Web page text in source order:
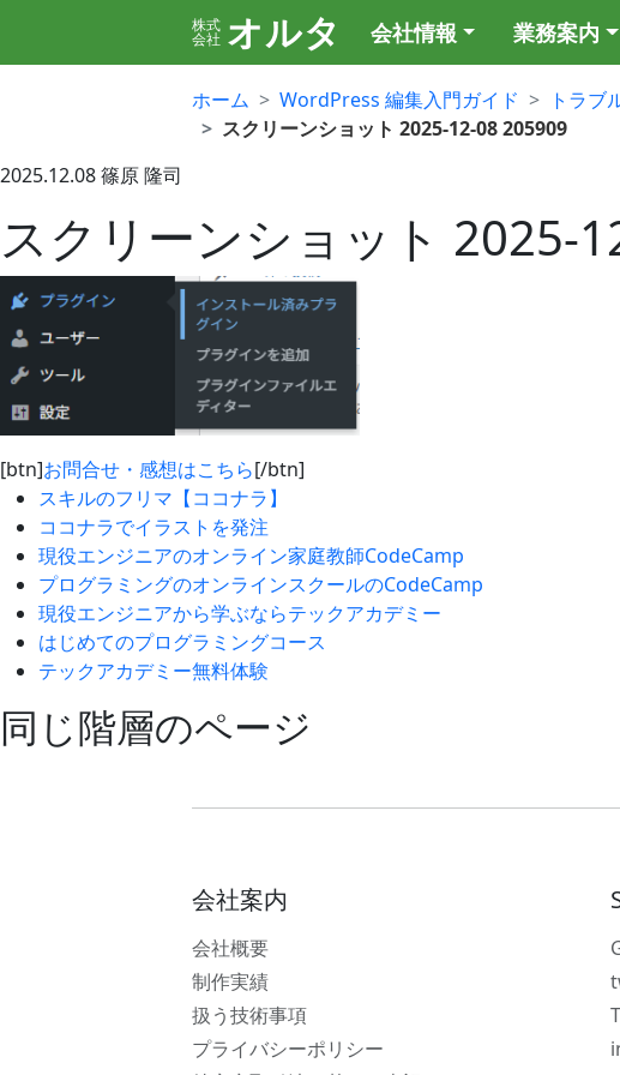
株式
会社 オルタ 会社情報 業務案内
ホーム WordPress 編集入門ガイド トラブ
スクリーンショット 2025-12-08 205909
2025.12.08篠原 隆司
スクリーンショット 2025-
[btn]お問合せ・感想はこちら[/btn]
スキルのフリマ【ココナラ】
ココナラでイラストを発注
現役エンジニアのオンライン家庭教師CodeCamp
プログラミングのオンラインスクールのCodeCamp
現役エンジニアから学ぶならテックアカデミー
はじめてのプログラミングコース
テックアカデミー無料体験
同じ階層のページ
会社案内
会社概要
制作実績
扱う技術事項
プライバシーポリシー